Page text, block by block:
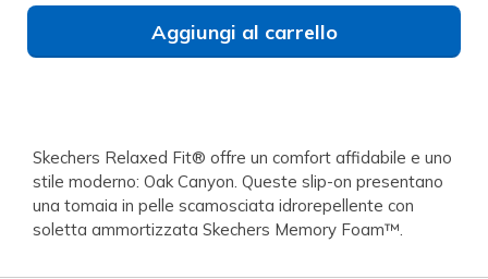
Aggiungi al carrello
Skechers Relaxed Fit® offre un comfort affidabile e uno
stile moderno: Oak Canyon. Queste slip-on presentano
una tomaia in pelle scamosciata idrorepellente con
soletta ammortizzata Skechers Memory Foam™.